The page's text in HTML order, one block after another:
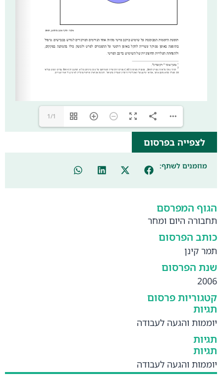
1/1
לצפייה בפרסום
מוזמנים לשתף:
הגוף המפרסם
תחבורה היום ומחר
כותב הפרסום
תמר קינן
שנת הפרסום
2006
קטגוריות פרסום
תגיות
יוממות והגעה לעבודה
תגיות
תגיות
יוממות והגעה לעבודה